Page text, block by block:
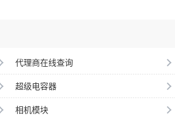
代理商在线查询
超级电容器
相机模块